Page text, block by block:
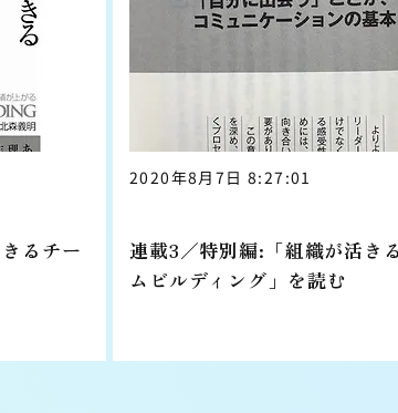
るチー
2020年8月7日 8:27:01
連載3／特別編:「組織が活き
ムビルディング」を読む